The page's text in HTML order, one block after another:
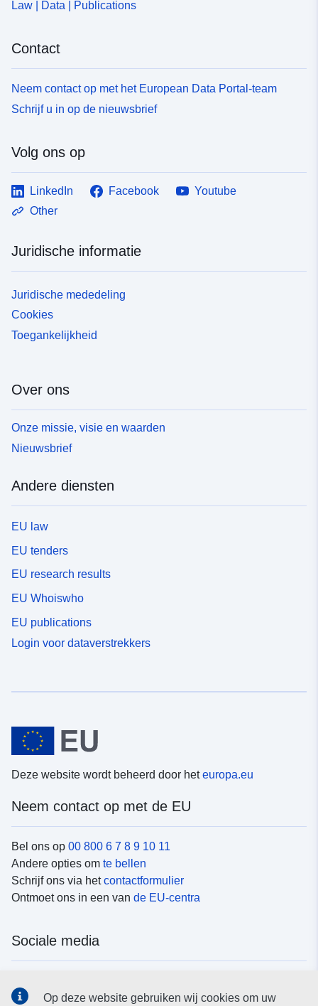
Law | Data | Publications
Contact
Neem contact op met het European Data Portal-team
Schrijf u in op de nieuwsbrief
Volg ons op
LinkedIn Facebook
Youtube
Other
Juridische informatie
Juridische mededeling
Cookies
Toegankelijkheid
Over ons
Onze missie, visie en waarden
Nieuwsbrief
Andere diensten
EU law
EU tenders
EU research results
EU Whoiswho
EU publications
Login voor dataverstrekkers
Deze website wordt beheerd door heteuropa.eu
Neem contact op met de EU
Bel ons op 00 800 6 7 8 9 10 11
Andere opties om te bellen
Schrijf ons via hetcontactformulier
Ontmoet ons in een van de EU-centra
Sociale media
Op deze website gebruiken wij cookies om uw